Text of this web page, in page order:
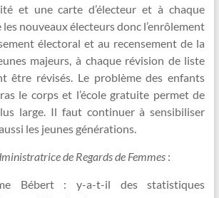
et une carte d’électeur et à chaque
nouveaux électeurs donc l’enrôlement
électoral et au recensement de la
majeurs, à chaque révision de liste
être révisés. Le problème des enfants
le corps et l’école gratuite permet de
large. Il faut continuer à sensibiliser
les jeunes générations.
de Regards de Femmes :
Bébert : y-a-t-il des statistiques